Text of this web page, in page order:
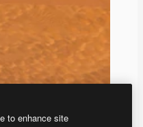
to enhance site